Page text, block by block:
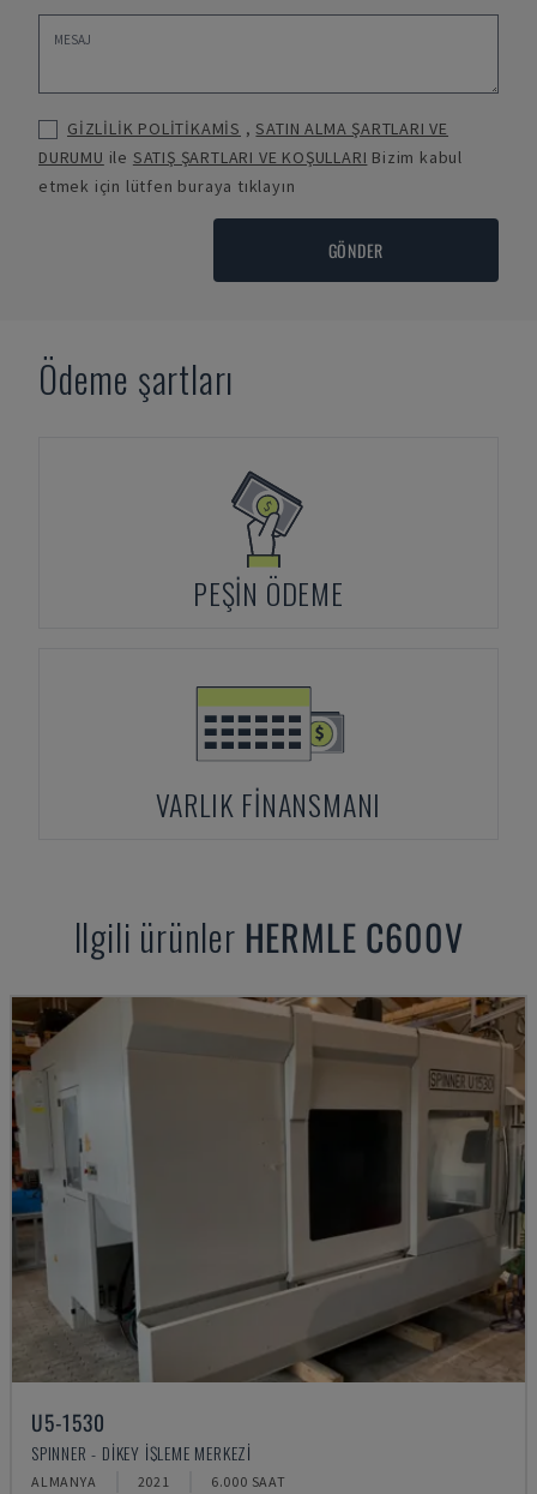
GİZLİLİK POLİTİKAMİS ,SATIN ALMA ŞARTLARI VE
DURUMU ile SATIŞ ŞARTLARI VE KOŞULLARI Bizim kabul
etmek için lütfen buraya tıklayın
GÖNDER
Ödeme şartları
PEŞIN ÖDEME
VARLIK FINANSMANI
Ilgili ürünler HERMLE C600V
U5-1530
SPINNER - DIKEY İŞLEME MERKEZI
ALMANYA 2021 6.000 SAAT